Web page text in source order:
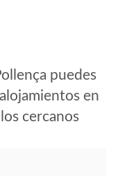
puedes
en
cercanos